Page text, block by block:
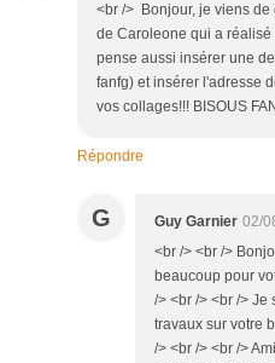
<br /> Bonjour, je viens
de Caroleone qui a
pense aussi insérer une
fanfg) et insérer l'adresse
vos collages!!! BISOUS
Répondre
G Guy Garnier 02/
<br /> <br />
beaucoup pour
/> <br /> <br />
travaux sur votre
/> <br /> <br />